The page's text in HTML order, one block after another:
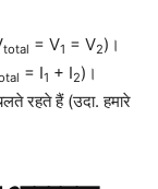
total = V1 = V2)।
= I1 + I2)।
रहते हैं (उदा. हमारे